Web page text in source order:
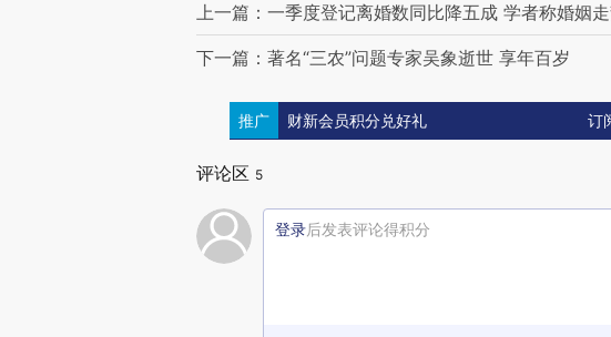
上一篇：一季度登记离婚数同比降五成 学者称婚姻
下一篇：著名“三农”问题专家吴象逝世 享年百岁
推广 财新会员积分兑好礼 订
评论区 5
登录后发表评论得积分